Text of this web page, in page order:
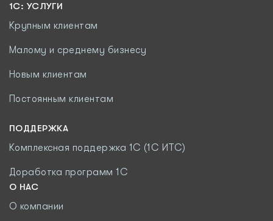
1С: УСЛУГИ
Крупным клиентам
Малому и среднему бизнесу
Новым клиентам
Постоянным клиентам
ПОДДЕРЖКА
Комплексная поддержка 1С (1С ИТС)
Доработка программ 1С
О НАС
О компании